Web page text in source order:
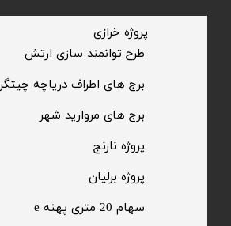
​طرح توانمند سازی ارتش
سهام 20 متری پهنه e​​​​​​​
​پروژه خرازی
پروژه برلیان
​پروژه نارنج
​برج های اطراف دریاچه چیتگر
​برج های مروارید شهر